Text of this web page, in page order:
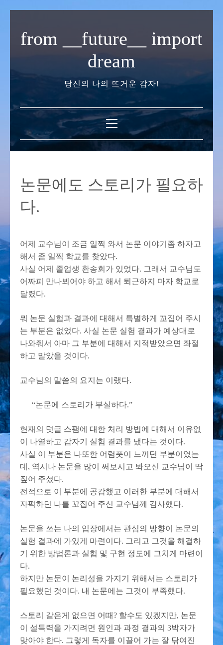
기
from __future__ import
dream
당신의 나의 뜨거운 감자!
기
본
메
뉴
논문에도 스토리가 필요하
다.
어제 교수님이 조금 일찍 와서 논문 이야기좀 하자고
해서 좀 일찍 학교를 찾았다.
사실 어제 졸업생 환송회가 있었다. 그래서 교수님도
어짜피 만나뵈어야 하고 해서 퇴근하지 마자 학교로
달렸다.
뭐 논문 실험과 결과에 대해서 특별하게 꼬집어 주시
는 부분은 없었다. 사실 논문 실험 결과가 예상대로
나와줘서 아마 그 부분에 대해서 지적받았으면 좌절
하고 말았을 것이다.
교수님의 말씀의 요지는 이랬다.
“논문에 스토리가 부실하다.”
현재의 덧글 스팸에 대한 처리 방법에 대해서 이유없
이 나열하고 갑자기 실험 결과를 냈다는 것이다.
사실 이 부분은 나또한 어렴풋이 느끼던 부분이였는
데, 역시나 논문을 많이 써보시고 봐오신 교수님이 딱
짚어 주셨다.
전적으로 이 부분에 공감했고 이러한 부분에 대해서
자퍽하던 나를 꼬집어 주신 교수님께 감사했다.
논문을 쓰는 나의 입장에서는 관심의 방향이 논문의
실험 결과에 가있게 마련이다. 그리고 그것을 해결하
기 위한 방법론과 실험 및 구현 정도에 그치게 마련이
다.
하지만 논문이 논리성을 가지기 위해서는 스토리가
필요했던 것이다. 내 논문에는 그것이 부족했다.
스토리 같은게 없으면 어때? 할수도 있겠지만, 논문
이 설득력을 가지려면 원인과 과정 결과의 3박자가
맞아야 한다. 그렇게 독자를 이끌어 가는 잘 닦여진